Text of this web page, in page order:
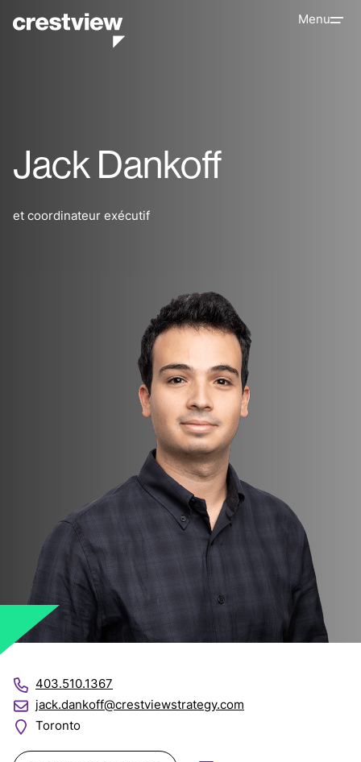
Menu
Jack Dankoff
et coordinateur exécutif
403.510.1367
jack.dankoff@crestviewstrategy.com
Toronto